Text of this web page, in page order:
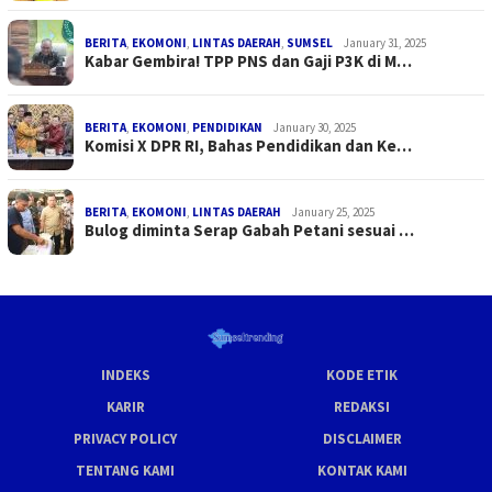
BERITA, EKOMONI, LINTAS DAERAH, SUMSEL January 31, 2025
Kabar Gembira! TPP PNS dan Gaji P3K di M…
BERITA, EKOMONI, PENDIDIKAN January 30, 2025
Komisi X DPR RI, Bahas Pendidikan dan Ke…
BERITA, EKOMONI, LINTAS DAERAH January 25, 2025
Bulog diminta Serap Gabah Petani sesuai …
INDEKS
KODE ETIK
KARIR
REDAKSI
PRIVACY POLICY
DISCLAIMER
TENTANG KAMI
KONTAK KAMI